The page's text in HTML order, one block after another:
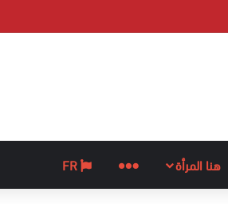
هنا المرأة المزيد